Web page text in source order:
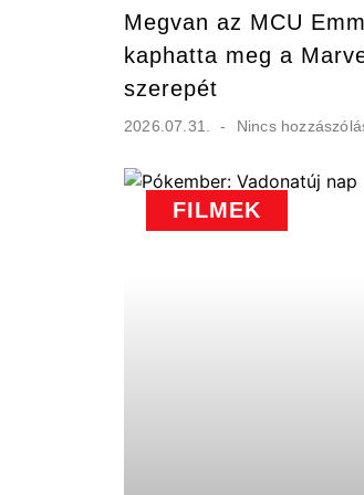
Megvan az MCU
kaphatta meg a
szerepét
2026.07.31. Nincs
FILMEK